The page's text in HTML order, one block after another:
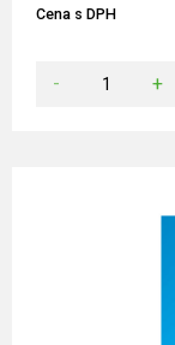
Cena s DPH
- +